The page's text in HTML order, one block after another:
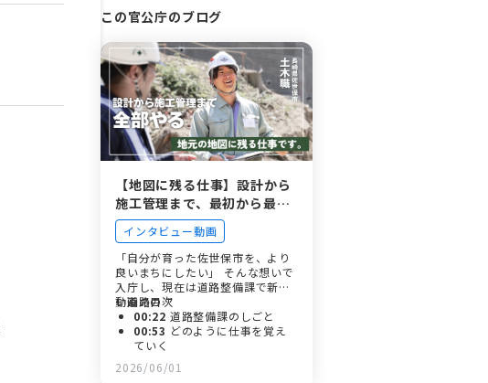
この官公庁のブログ
【地図に残る仕事】設計から
施工管理まで、最初から最後
まで携われる佐世保市役所の
ものづくり
インタビュー動画
「自分が育った佐世保市を、より
良いまちにしたい」 そんな想いで
入庁し、現在は道路整備課で新し
い道路の…
動画の目次
00:22 道路整備課のしごと
00:53 どのように仕事を覚え
ていく
01:15 しごとのやりがい
01:42佐世保市役所のよさこ
2026/06/01